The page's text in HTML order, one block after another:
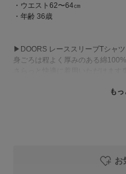
・ウエスト62〜64㎝
・年齢 36歳
▶︎DOORS レーススリーブTシャツ
身ごろは程よく厚みのある綿100%
Tシャツ感覚で着られながらも
袖は肘が隠れる長さなので
も
お